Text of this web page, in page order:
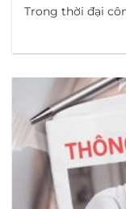
Trong thời đại